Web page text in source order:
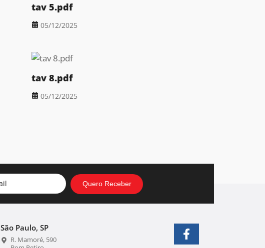
tav 5.pdf
05/12/2025
tav 8.pdf
05/12/2025
São Paulo, SP
R. Mamoré, 590